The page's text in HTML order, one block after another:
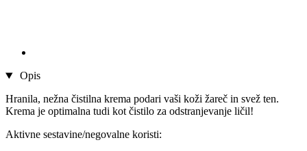
Opis
Hranila, nežna čistilna krema podari vaši koži žareč in svež ten.
Krema je optimalna tudi kot čistilo za odstranjevanje ličil!
Aktivne sestavine/negovalne koristi: